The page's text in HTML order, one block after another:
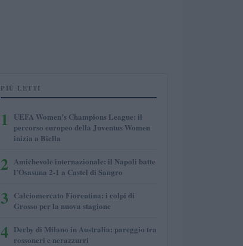
PIÙ LETTI
1
UEFA Women’s Champions League: il
percorso europeo della Juventus Women
inizia a Biella
2 Amichevole internazionale: il Napoli batte
l’Osasuna 2-1 a Castel di Sangro
3 Calciomercato Fiorentina: i colpi di
Grosso per la nuova stagione
4 Derby di Milano in Australia: pareggio tra
rossoneri e nerazzurri